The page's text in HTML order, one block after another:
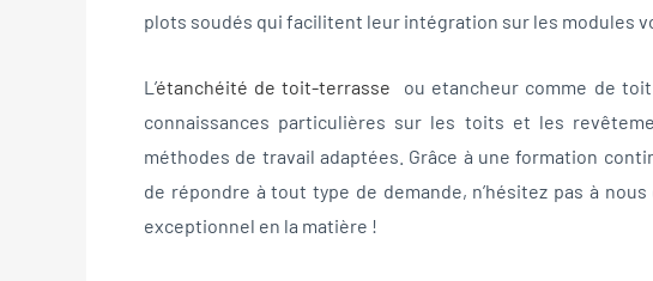
plots soudés qui facilitent leur intégration sur les modules
L’étanchéité de toit-terrasse ou etancheur comme de
connaissances particulières sur les toits et les
méthodes de travail adaptées. Grâce à une formation
de répondre à tout type de demande, n’hésitez pas à
exceptionnel en la matière !